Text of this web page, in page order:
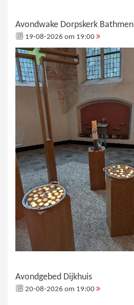
Avondwake Dorpskerk Bathmen
19-08-2026 om 19:00
Avondgebed Dijkhuis
20-08-2026 om 19:00